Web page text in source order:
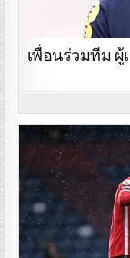
เพื่อนร่วมทีม ผู้